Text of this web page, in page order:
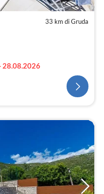
33 km di Gruda
28.08.2026